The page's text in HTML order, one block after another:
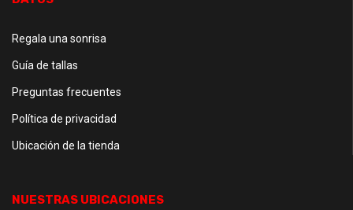
Regala una sonrisa
Guía de tallas
Preguntas frecuentes
Política de privacidad
Ubicación de la tienda
NUESTRAS UBICACIONES